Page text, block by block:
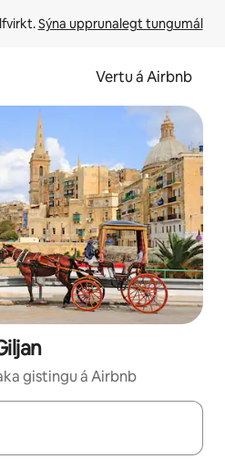
Sýna upprunalegt tungumál
Vertu á Airbnb
gistingu á Airbnb
skaltu nota upp og niður